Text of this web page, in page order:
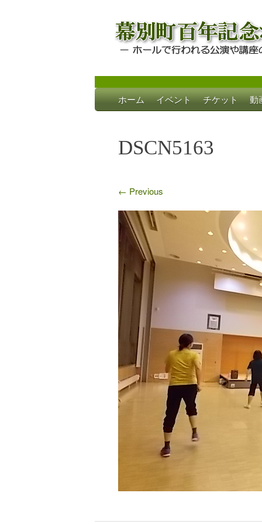
幕別町百年記
ホールで行われる公演や講座のご案内
Skip
to
ホーム イベント チケット 動
DSCN5163
← Previous